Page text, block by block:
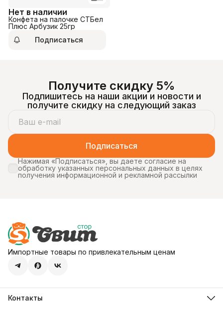
Нет в наличии
Конфета на палочке СТБел
Плюс Арбузик 25гр
Подписаться
Получите скидку 5%
Подпишитесь на наши акции и новости и
получите скидку на следующий заказ
Подписаться
Нажимая «Подписаться», вы даете согласие на
обработку указанных персональных данных в целях
получения информационной и рекламной рассылки
Импортные товары по привлекательным ценам
Контакты